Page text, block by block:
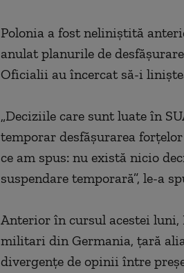
Polonia a fost neliniştită
anulat planurile de
Oficialii au încercat să-i
„Deciziile care sunt luate în
temporar desfăşurarea forţelor
ce am spus: nu există nicio
suspendare temporară”, le-a
Anterior în cursul acestei luni,
militari din Germania, ţară
divergenţe de opinii între